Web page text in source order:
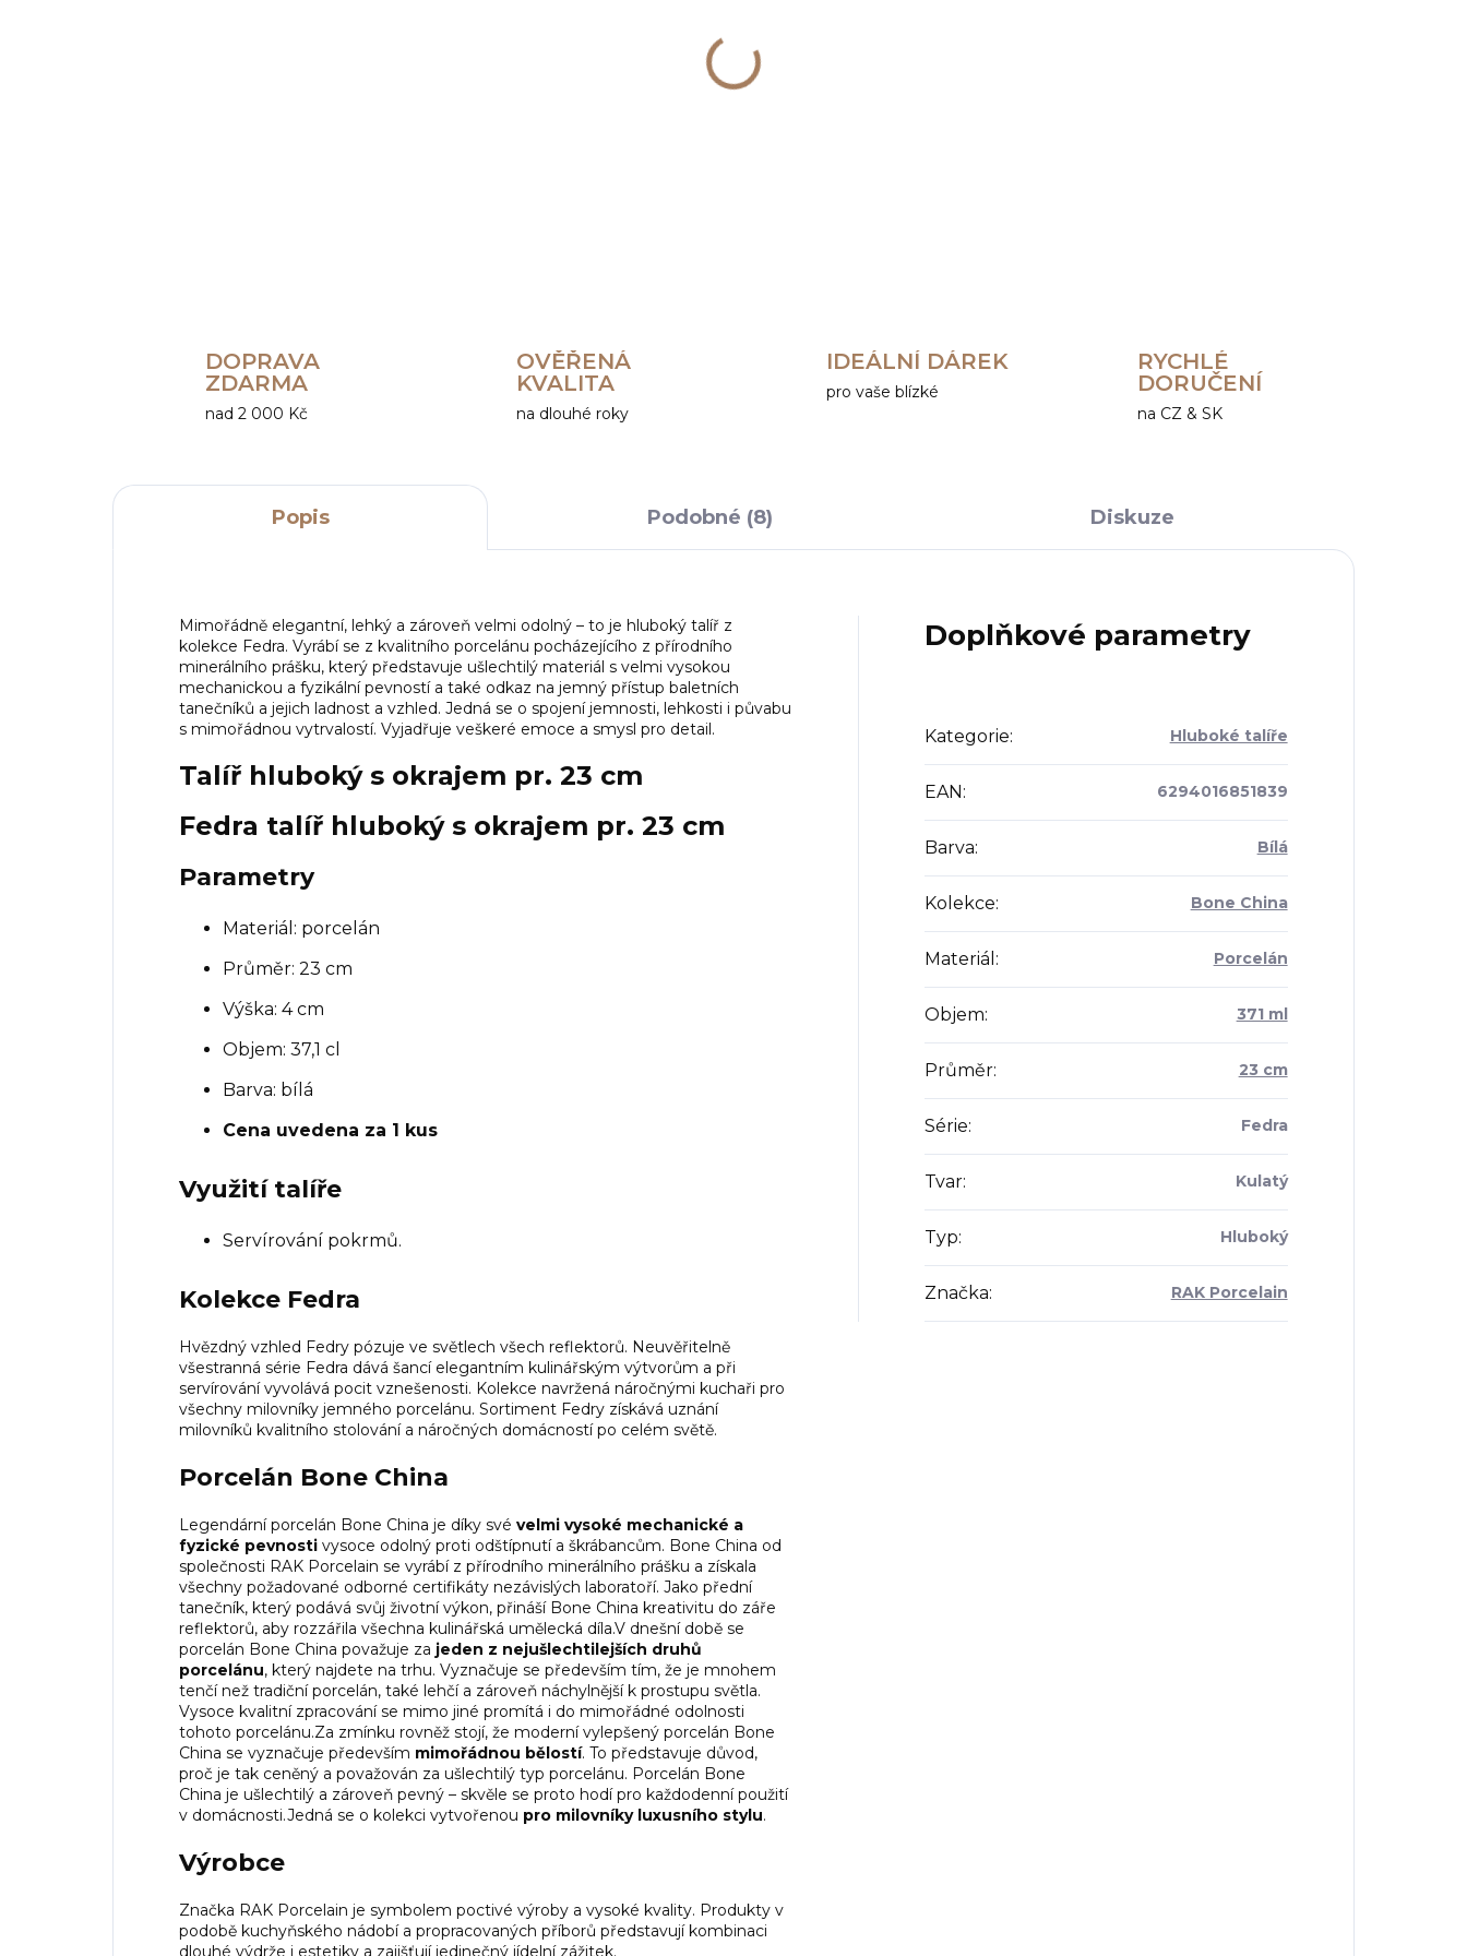
DOPRAVA
ZDARMA
nad 2 000 Kč
OVĚŘENÁ
KVALITA
na dlouhé roky
IDEÁLNÍ DÁREK
pro vaše blízké
RYCHLÉ
DORUČENÍ
na CZ & SK
Popis Podobné (8) Diskuze
Mimořádně elegantní, lehký a zároveň velmi odolný – to je hluboký talíř z
kolekce Fedra. Vyrábí se z kvalitního porcelánu pocházejícího z přírodního
minerálního prášku, který představuje ušlechtilý materiál s velmi vysokou
mechanickou a fyzikální pevností a také odkaz na jemný přístup baletních
tanečníků a jejich ladnost a vzhled. Jedná se o spojení jemnosti, lehkosti i půvabu
s mimořádnou vytrvalostí. Vyjadřuje veškeré emoce a smysl pro detail.
Talíř hluboký s okrajem pr. 23 cm
Fedra talíř hluboký s okrajem pr. 23 cm
Parametry
Materiál: porcelán
Průměr: 23 cm
Výška: 4 cm
Objem: 37,1 cl
Barva: bílá
Cena uvedena za 1 kus
Využití talíře
Servírování pokrmů.
Kolekce Fedra
Hvězdný vzhled Fedry pózuje ve světlech všech reflektorů. Neuvěřitelně
všestranná série Fedra dává šancí elegantním kulinářským výtvorům a při
servírování vyvolává pocit vznešenosti. Kolekce navržená náročnými kuchaři pro
všechny milovníky jemného porcelánu. Sortiment Fedry získává uznání
milovníků kvalitního stolování a náročných domácností po celém světě.
Porcelán Bone China
Legendární porcelán Bone China je díky své velmi vysoké mechanické a
fyzické pevnosti vysoce odolný proti odštípnutí a škrábancům. Bone China od
společnosti RAK Porcelain se vyrábí z přírodního minerálního prášku a získala
všechny požadované odborné certifikáty nezávislých laboratoří. Jako přední
tanečník, který podává svůj životní výkon, přináší Bone China kreativitu do záře
reflektorů, aby rozzářila všechna kulinářská umělecká díla.V dnešní době se
porcelán Bone China považuje za jeden z nejušlechtilejších druhů
porcelánu, který najdete na trhu. Vyznačuje se především tím, že je mnohem
tenčí než tradiční porcelán, také lehčí a zároveň náchylnější k prostupu světla.
Vysoce kvalitní zpracování se mimo jiné promítá i do mimořádné odolnosti
tohoto porcelánu.Za zmínku rovněž stojí, že moderní vylepšený porcelán Bone
China se vyznačuje především mimořádnou bělostí. To představuje důvod,
proč je tak ceněný a považován za ušlechtilý typ porcelánu. Porcelán Bone
China je ušlechtilý a zároveň pevný – skvěle se proto hodí pro každodenní použití
v domácnosti.Jedná se o kolekci vytvořenou pro milovníky luxusního stylu.
Výrobce
Značka RAK Porcelain je symbolem poctivé výroby a vysoké kvality. Produkty v
podobě kuchyňského nádobí a propracovaných příborů představují kombinaci
dlouhé výdrže i estetiky a zajišťují jedinečný jídelní zážitek.
Doplňkové parametry
Kategorie: Hluboké talíře
EAN : 6294016851839
Barva: Bílá
Kolekce: Bone China
Materiál : Porcelán
Objem: 371 ml
Průměr: 23 cm
Série: Fedra
Tvar: Kulatý
Typ: Hluboký
Značka: RAK Porcelain